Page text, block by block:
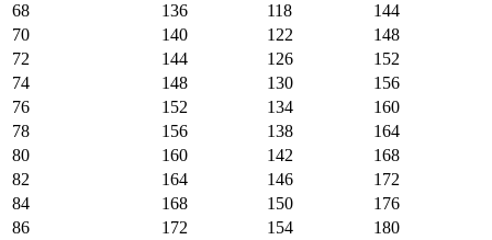
68
136 118
144
70
140 122
148
72
144 126
152
74
148 130
156
76
152 134
160
78
156 138
164
80
160 142
168
82
164 146
172
84
168 150
176
86
172 154
180